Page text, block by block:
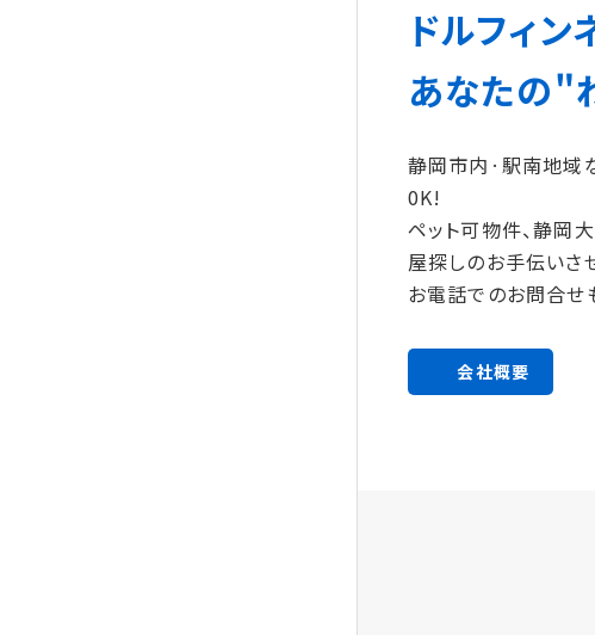
ドルフィ
あなたの"
静岡市内·駅南地域
0K!
ペット可物件、静岡
屋探しのお手伝いさ
お電話でのお問合せ
会社概要